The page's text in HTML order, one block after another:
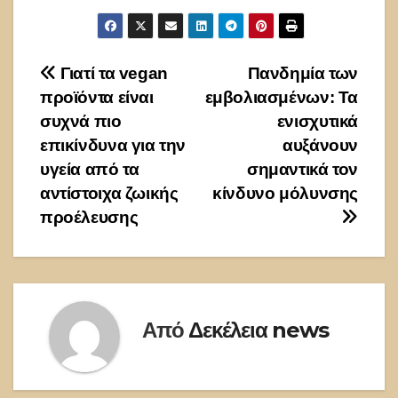
Πλοήγηση
άρθρων
Πανδημία των
εμβολιασμένων: Τα
ενισχυτικά
αυξάνουν
σημαντικά τον
κίνδυνο μόλυνσης
Γιατί τα vegan
προϊόντα είναι
συχνά πιο
επικίνδυνα για την
υγεία από τα
αντίστοιχα ζωικής
προέλευσης
Από Δεκέλεια news